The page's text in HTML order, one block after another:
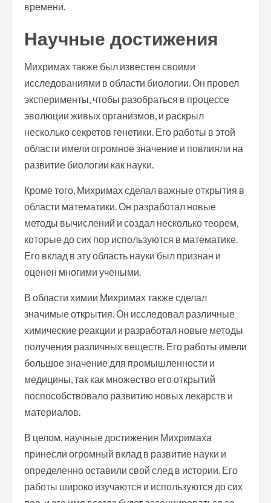
времени.
Научные достижения
Михримах также был известен своими
исследованиями в области биологии. Он провел
эксперименты, чтобы разобраться в процессе
эволюции живых организмов, и раскрыл
несколько секретов генетики. Его работы в этой
области имели огромное значение и повлияли на
развитие биологии как науки.
Кроме того, Михримах сделал важные открытия в
области математики. Он разработал новые
методы вычислений и создал несколько теорем,
которые до сих пор используются в математике.
Его вклад в эту область науки был признан и
оценен многими учеными.
В области химии Михримах также сделал
значимые открытия. Он исследовал различные
химические реакции и разработал новые методы
получения различных веществ. Его работы имели
большое значение для промышленности и
медицины, так как множество его открытий
поспособствовало развитию новых лекарств и
материалов.
В целом, научные достижения Михримаха
принесли огромный вклад в развитие науки и
определенно оставили свой след в истории. Его
работы широко изучаются и используются до сих